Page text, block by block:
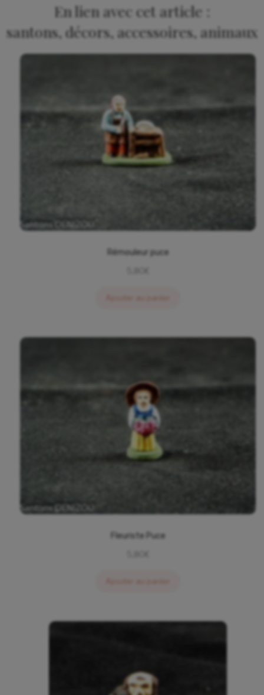
En lien avec cet article :
santons, décors, accessoires, animaux
Rémouleur puce
Fleuriste Puce